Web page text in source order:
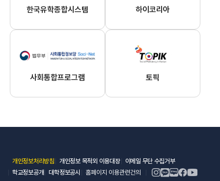
한국유학종합시스템 하이코리아
사회통합프로그램 토픽
개인정보처리방침(새 창 열림)
개인정보 목적외 이용대장(새 창 열림)
이메일 무단 수집거부(새 창 열림)
학교정보공개(새 창 열림)
대학정보공시(새 창 열림)
홈페이지 이용관련건의